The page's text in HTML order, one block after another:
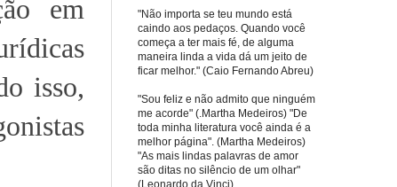
em
isso,
"Não importa se teu mundo está
caindo aos pedaços. Quando você
começa a ter mais fé, de alguma
maneira linda a vida dá um jeito de
ficar melhor." (Caio Fernando Abreu)
"Sou feliz e não admito que ninguém
me acorde" (.Martha Medeiros) "De
toda minha literatura você ainda é a
melhor página". (Martha Medeiros)
"As mais lindas palavras de amor
são ditas no silêncio de um olhar"
(Leonardo da Vinci)